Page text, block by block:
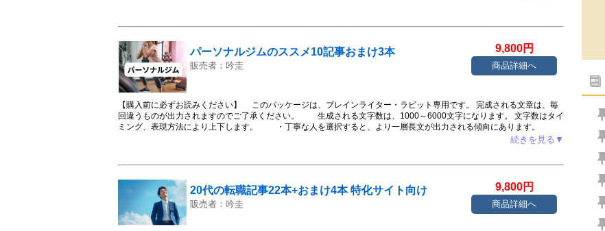
パーソナルジムのススメ10記事おまけ3本
販売者：吟圭
9,800円
商品詳細へ
【購入前に必ずお読みください】 このパッケージは、ブレインライター・ラビット専用です。 完成される文章は、毎
回違うものが出力されますのでご了承ください。 生成される文字数は、1000～6000文字になります。 文字数はタイ
ミング、表現方法により上下します。 ・丁寧な人を選択すると、より一層長文が出力される傾向にあります。
・ブレインライターの履歴一覧に100％で出力したら完成です。 ※再度「続ける」を押すと不明な内容が生成される
003 - パーソナルジムのチェックポイント 004 - パーソナルジムの選び方 005 - パーソナルジムの料金 006 - パー
ソナルジムを選ぶポイント 007 - フィットネストレンド 008 - 効果的なトレーニング方法 009 - 女性専用のパー
ソナルジム 010 - オンラインのパーソナルジム 011 - おまけ①オンラインジム無料体験10選 012 - おまけ
②ZOOMオンラインジム 013 - おまけ③ビデオ配信型オンラインジム -------------------------------------------- ※ラン
キング用のデモ記事をおまけとして入れてあります。 架空の商品名ですのでご自分の好きな商品に差し替えてご利用く
続きを見る▼
20代の転職記事22本+おまけ4本 特化サイト向け
販売者：吟圭
9,800円
商品詳細へ